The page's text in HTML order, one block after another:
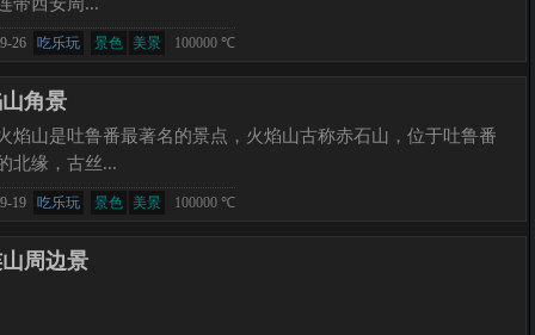
26 吃乐玩 景色 美景 100000 ℃
角景
焰山是吐鲁番最著名的景点，火焰山古称赤石山，位于吐鲁番
北缘，古丝...
19 吃乐玩 景色 美景 100000 ℃
周边景